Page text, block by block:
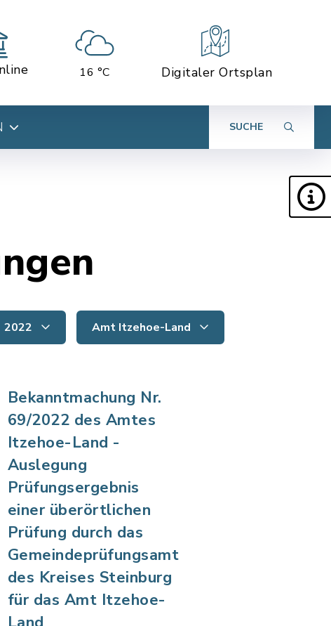
16 °C Digitaler Ortsplan
SUCHE
2022 Amt Itzehoe-Land
Bekanntmachung Nr.
69/2022 des Amtes
Itzehoe-Land -
Auslegung
Prüfungsergebnis
einer überörtlichen
Prüfung durch das
Gemeindeprüfungsamt
des Kreises Steinburg
für das Amt Itzehoe-